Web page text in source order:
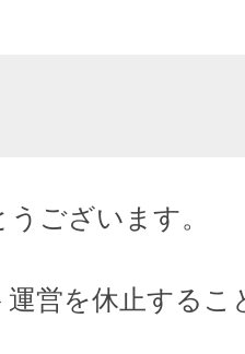
ございます。
営を休止するこ